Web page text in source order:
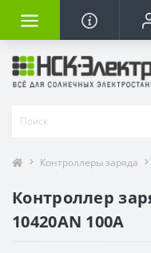
Контроллеры заряда
Контроллер
10420AN 100A